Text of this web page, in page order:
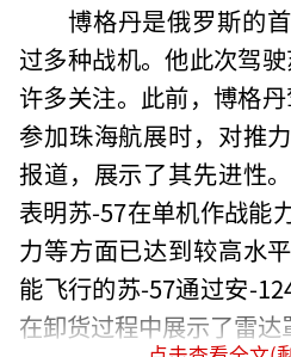
博格丹是俄罗斯的
过多种战机。他此次驾
许多关注。此前，博格
参加珠海航展时，对推
报道，展示了其先进性
表明苏-57在单机作战能
力等方面已达到较高水
能飞行的苏-57通过安-
在卸货过程中展示了雷达